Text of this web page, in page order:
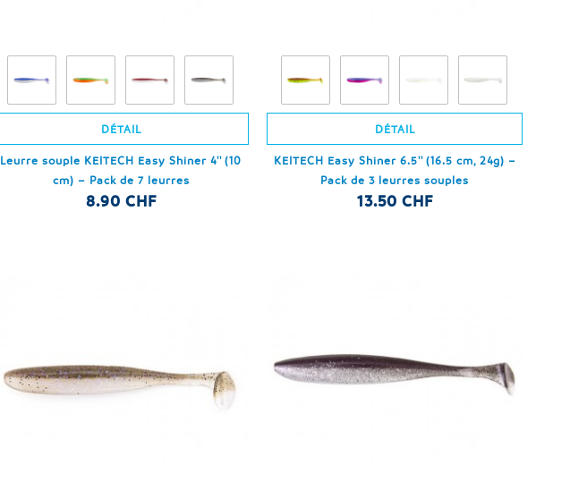
DÉTAIL
Leurre souple KEITECH Easy Shiner 4'' (10
cm) – Pack de 7 leurres
8.90 CHF
DÉTAIL
KEITECH Easy Shiner 6.5'' (16.5 cm, 24g) –
Pack de 3 leurres souples
13.50 CHF